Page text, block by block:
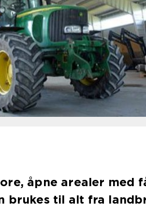
åpne arealer med
brukes til alt fra